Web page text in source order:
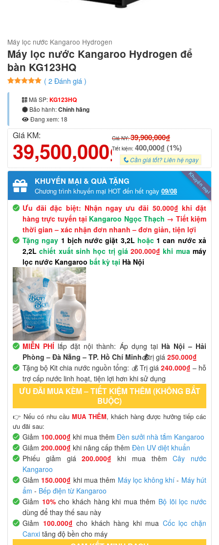
Máy lọc nước Kangaroo Hydrogen
Máy lọc nước Kangaroo Hydrogen để
bàn KG123HQ
dựa trên
đánh giá
( 2Đánh giá )
Mã SP:KG123HQ
Bảo hành:Chính hãng
Đang xem: 18
Giá KM:
39,500,000₫Giá NY:39,900,000₫
Tiết kiệm: 400,000₫ (1%)
Cần giá tốt? Liên hệ ngay
Khuyến mại
KHUYẾN MẠI & QUÀ TẶNG
Chương trình khuyến mại HOT đến hết ngày 09/08
Ưu đãi đặc biệt: Nhận ngay ưu đãi 50.000₫ khi đặt
hàng trực tuyến tại Kangaroo Ngọc Thạch → Tiết kiệm
thời gian – xác nhận đơn nhanh – đơn giản, tiện lợi
Tặng ngay 1 bịch nước giặt 3,2L hoặc 1 can nước xả
2,2L chiết xuất sinh học trị giá200.000₫ khi muamáy
lọc nước Kangaroo bất kỳ tại Hà Nội
MIỄN PHÍ lắp đặt nội thành: Áp dụng tại Hà Nội – Hải
Phòng – Đà Nẵng – TP. Hồ Chí Minh💰trị giá 250.000₫
Tặng bộ Kit chia nước nguồn tổng: 💰 Trị giá 240.000₫ – hỗ
trợ cấp nước linh hoạt, tiện lợi hơn khi sử dụng
ƯU ĐÃI MUA KÈM – TIẾT KIỆM THÊM (KHÔNG BẮT
BUỘC)
👉 Nếu có nhu cầu MUA THÊM, khách hàng được hưởng tiếp các
ưu đãi sau:
Giảm 100.000₫ khi mua thêm Đèn sưởi nhà tắm Kangaroo
Giảm 200.000₫ khi nâng cấp thêm Đèn UV diệt khuẩn
Phiếu giảm giá200.000₫ khi mua thêmCây nước
Kangaroo
Giảm 150.000₫ khi mua thêm Máy lọc không khí- Máy hút
ẩm - Bếp điện từ Kangaroo
Giảm 10%cho khách hàng khi mua thêm Bộ lõi lọc nước
dùng để thay thế sau này
Giảm 100.000₫ cho khách hàng khi mua Cốc lọc chặn
Canxi tăng độ bền cho máy